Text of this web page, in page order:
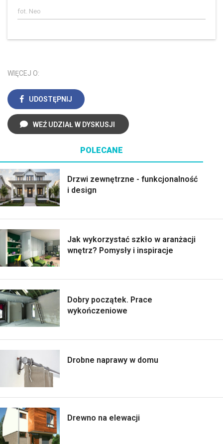
fot. Neo
WIĘCEJ O:
UDOSTĘPNIJ
WEŹ UDZIAŁ W DYSKUSJI
POLECANE
Drzwi zewnętrzne - funkcjonalność
i design
Jak wykorzystać szkło w aranżacji
wnętrz? Pomysły i inspiracje
Dobry początek. Prace
wykończeniowe
Drobne naprawy w domu
Drewno na elewacji